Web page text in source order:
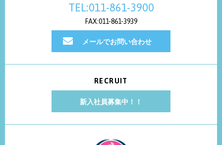
TEL:011-861-3900
FAX:011-861-3939
メールでお問い合わせ
RECRUIT
新入社員募集中！！